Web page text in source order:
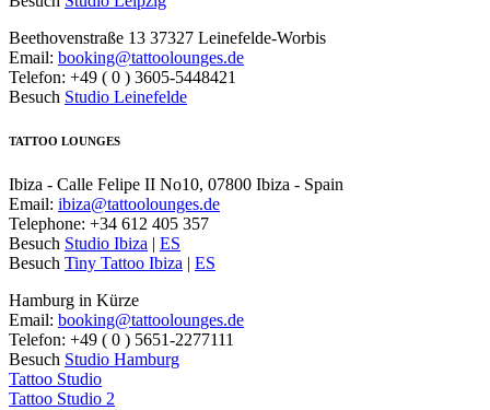
Beethovenstraße 13 37327 Leinefelde-Worbis
Email: booking@tattoolounges.de
Telefon: +49 ( 0 ) 3605-5448421
Besuch Studio Leinefelde
TATTOO LOUNGES
Ibiza - Calle Felipe II No10, 07800 Ibiza - Spain
Email: ibiza@tattoolounges.de
Telephone: +34 612 405 357
Besuch Studio Ibiza | ES
Besuch Tiny Tattoo Ibiza | ES
Hamburg in Kürze
Email: booking@tattoolounges.de
Telefon: +49 ( 0 ) 5651-2277111
Besuch Studio Hamburg
Tattoo Studio
Tattoo Studio 2